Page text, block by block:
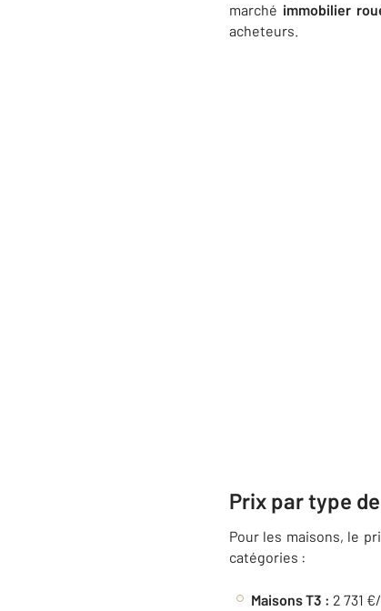
marché immobilier
acheteurs.
Prix par type
Pour les maisons, le
catégories :
Maisons T3 : 2 731